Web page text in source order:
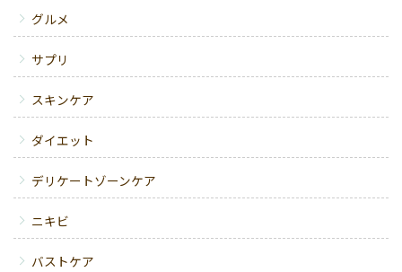
グルメ
サプリ
スキンケア
ダイエット
デリケートゾーンケア
ニキビ
バストケア